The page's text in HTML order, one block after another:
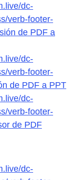
dc-
verb-footer-
de PDF a
dc-
verb-footer-
de PDF a PPT
dc-
verb-footer-
de PDF
dc-